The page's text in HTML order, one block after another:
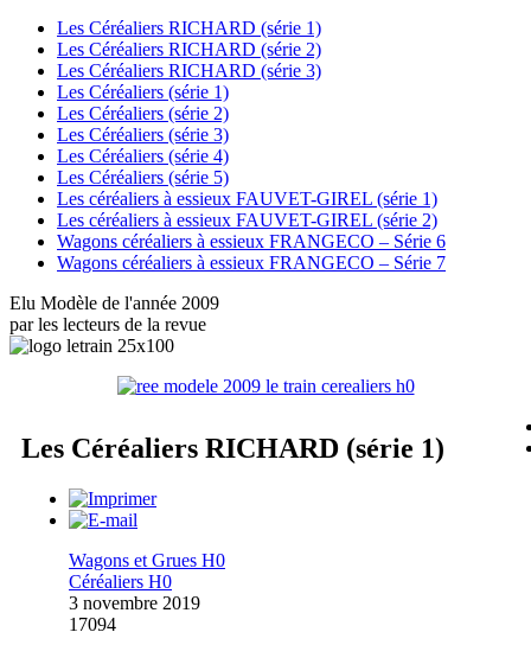
Les Céréaliers RICHARD (série 1)
Les Céréaliers RICHARD (série 2)
Les Céréaliers RICHARD (série 3)
Les Céréaliers (série 1)
Les Céréaliers (série 2)
Les Céréaliers (série 3)
Les Céréaliers (série 4)
Les Céréaliers (série 5)
Les céréaliers à essieux FAUVET-GIREL (série 1)
Les céréaliers à essieux FAUVET-GIREL (série 2)
Wagons céréaliers à essieux FRANGECO – Série 6
Wagons céréaliers à essieux FRANGECO – Série 7
Elu Modèle de l'année 2009
par les lecteurs de la revue
Les Céréaliers RICHARD (série 1)
Wagons et Grues H0
Céréaliers H0
3 novembre 2019
17094